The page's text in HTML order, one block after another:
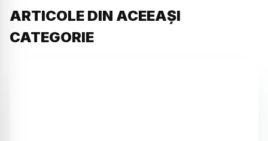
ARTICOLE DIN ACEEAȘI
CATEGORIE